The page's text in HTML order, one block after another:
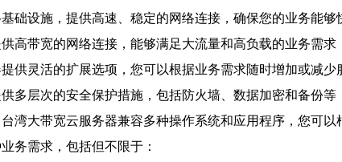
础设施，提供高速、稳定的网络连接，确保您的业务能够
高带宽的网络连接，能够满足大流量和高负载的业务需求
供灵活的扩展选项，您可以根据业务需求随时增加或减少
多层次的安全保护措施，包括防火墙、数据加密和备份等
湾大带宽云服务器兼容多种操作系统和应用程序，您可
务需求，包括但不限于：